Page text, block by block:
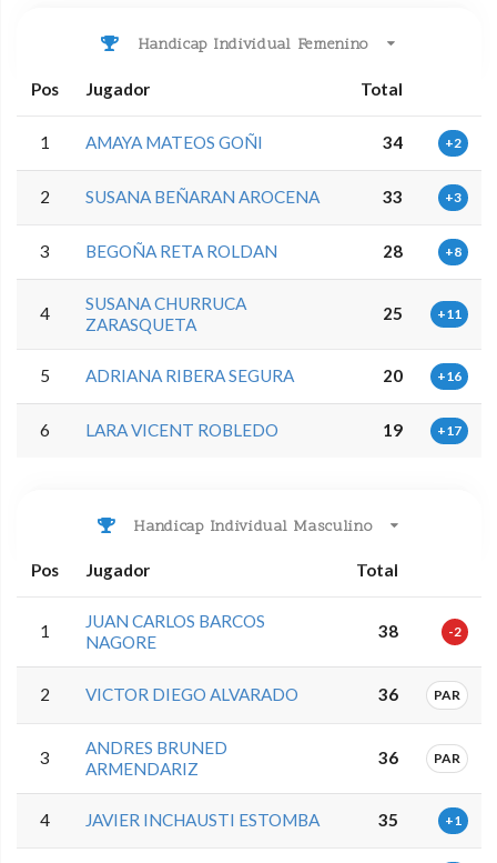
Handicap Individual Femenino
Pos Jugador Total
1 AMAYA MATEOS GOÑI 34 +2
2 SUSANA BEÑARAN AROCENA 33 +3
3 BEGOÑA RETA ROLDAN 28 +8
4
SUSANA CHURRUCA
ZARASQUETA
25 +11
5 ADRIANA RIBERA SEGURA 20 +16
6 LARA VICENT ROBLEDO 19 +17
Handicap Individual Masculino
Pos Jugador Total
1
JUAN CARLOS BARCOS
NAGORE
38 -2
2 VICTOR DIEGO ALVARADO 36 PAR
3
ANDRES BRUNED
ARMENDARIZ
36 PAR
4 JAVIER INCHAUSTI ESTOMBA 35 +1